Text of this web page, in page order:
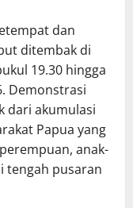
dan
ditembak di
19.30 hingga
Demonstrasi
dari akumulasi
Papua yang
anak-
tengah pusaran